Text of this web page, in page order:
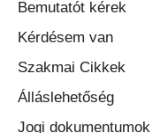
Bemutatót kérek
Kérdésem van
Szakmai Cikkek
Álláslehetőség
Jogi dokumentumok